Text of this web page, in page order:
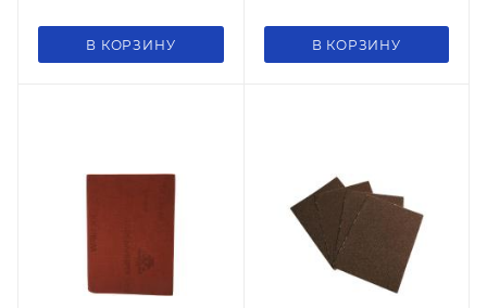
В КОРЗИНУ В КОРЗИНУ